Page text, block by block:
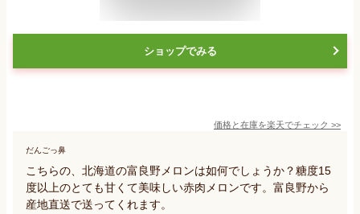
ショップでみる
価格と在庫を楽天でチェック >>
だんごっ鼻
こちらの、北海道の富良野メロンは如何でしょうか？糖度15
度以上のとても甘くて美味しい赤肉メロンです。富良野から
産地直送で送ってくれます。